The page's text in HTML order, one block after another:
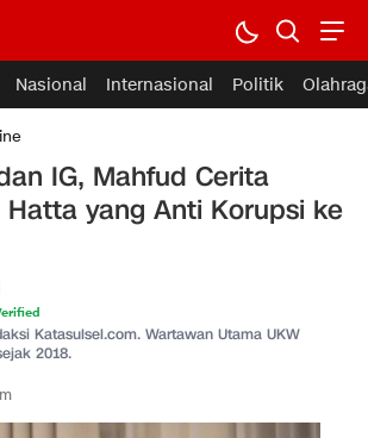
Nasional Internasional Politik
IG, Mahfud Cerita
Hatta yang Anti Korupsi ke
Katasulsel.com. Wartawan Utama UKW
2018.